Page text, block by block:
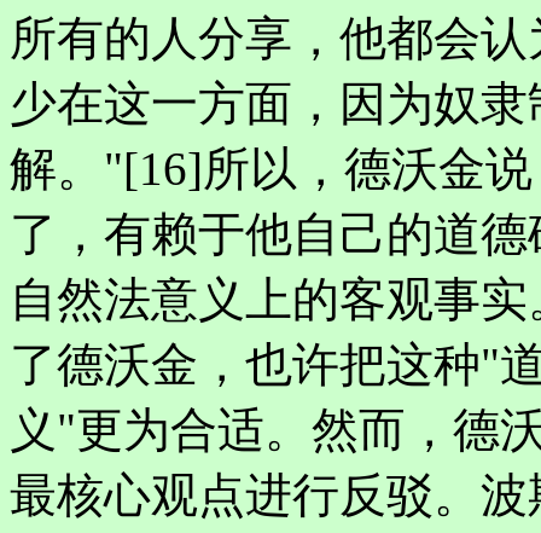
所有的人分享，他都会
少在这一方面，因为奴
解。"[16]所以，德沃金
了，有赖于他自己的道
自然法意义上的客观事
了德沃金，也许把这种"
义"更为合适。然而，德
最核心观点进行反驳。